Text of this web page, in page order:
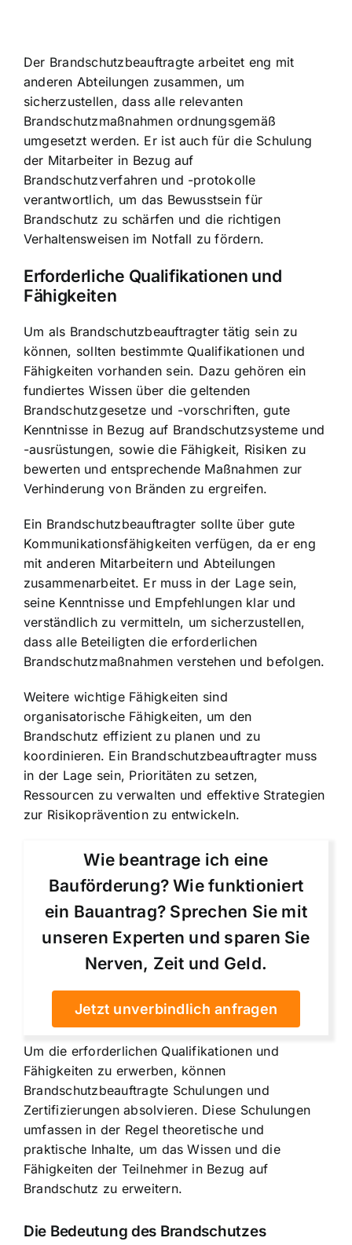
Der Brandschutzbeauftragte arbeitet eng mit
anderen Abteilungen zusammen, um
sicherzustellen, dass alle relevanten
Brandschutzmaßnahmen ordnungsgemäß
umgesetzt werden. Er ist auch für die Schulung
der Mitarbeiter in Bezug auf
Brandschutzverfahren und -protokolle
verantwortlich, um das Bewusstsein für
Brandschutz zu schärfen und die richtigen
Verhaltensweisen im Notfall zu fördern.
Erforderliche Qualifikationen und
Fähigkeiten
Um als Brandschutzbeauftragter tätig sein zu
können, sollten bestimmte Qualifikationen und
Fähigkeiten vorhanden sein. Dazu gehören ein
fundiertes Wissen über die geltenden
Brandschutzgesetze und -vorschriften, gute
Kenntnisse in Bezug auf Brandschutzsysteme und
-ausrüstungen, sowie die Fähigkeit, Risiken zu
bewerten und entsprechende Maßnahmen zur
Verhinderung von Bränden zu ergreifen.
Ein Brandschutzbeauftragter sollte über gute
Kommunikationsfähigkeiten verfügen, da er eng
mit anderen Mitarbeitern und Abteilungen
zusammenarbeitet. Er muss in der Lage sein,
seine Kenntnisse und Empfehlungen klar und
verständlich zu vermitteln, um sicherzustellen,
dass alle Beteiligten die erforderlichen
Brandschutzmaßnahmen verstehen und befolgen.
Weitere wichtige Fähigkeiten sind
organisatorische Fähigkeiten, um den
Brandschutz effizient zu planen und zu
koordinieren. Ein Brandschutzbeauftragter muss
in der Lage sein, Prioritäten zu setzen,
Ressourcen zu verwalten und effektive Strategien
zur Risikoprävention zu entwickeln.
Wie beantrage ich eine
Bauförderung? Wie funktioniert
ein Bauantrag? Sprechen Sie mit
unseren Experten und sparen Sie
Nerven, Zeit und Geld.
Jetzt unverbindlich anfragen
Um die erforderlichen Qualifikationen und
Fähigkeiten zu erwerben, können
Brandschutzbeauftragte Schulungen und
Zertifizierungen absolvieren. Diese Schulungen
umfassen in der Regel theoretische und
praktische Inhalte, um das Wissen und die
Fähigkeiten der Teilnehmer in Bezug auf
Brandschutz zu erweitern.
Die Bedeutung des Brandschutzes